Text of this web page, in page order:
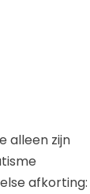
alleen zijn
afkorting: